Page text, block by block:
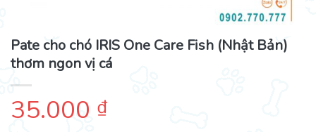
Pate cho chó IRIS One Care Fish (Nhật Bản)
thơm ngon vị cá
35.000 ₫